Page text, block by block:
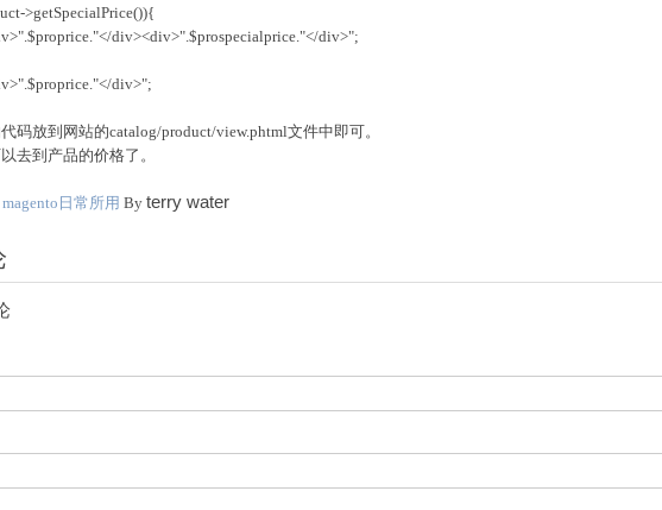
>getSpecialPrice()){
div><div>".$prospecialprice."</div>";
div>";
码放到网站的catalog/product/view.phtml文件中即可。
去到产品的价格了。
magento日常所用 By terry water